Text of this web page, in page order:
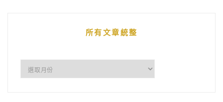
所有文章統整